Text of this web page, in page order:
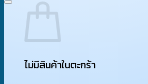
ไม่มีสินค้าในตะกร้า